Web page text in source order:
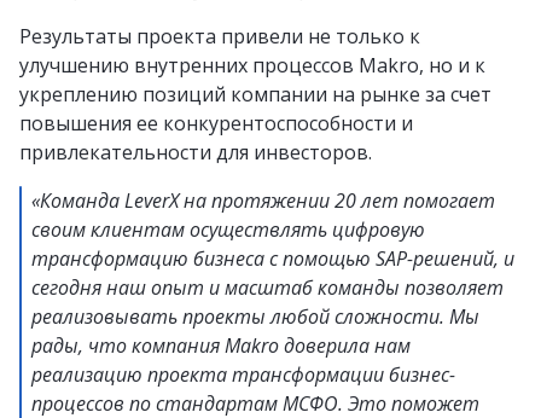
Результаты проекта привели не только к
улучшению внутренних процессов Makro, но и к
укреплению позиций компании на рынке за счет
повышения ее конкурентоспособности и
привлекательности для инвесторов.
«Команда LeverX на протяжении 20 лет помогает
своим клиентам осуществлять цифровую
трансформацию бизнеса с помощью SAP-решений, и
сегодня наш опыт и масштаб команды позволяет
реализовывать проекты любой сложности. Мы
рады, что компания Makro доверила нам
реализацию проекта трансформации бизнес-
процессов по стандартам МСФО. Это поможет